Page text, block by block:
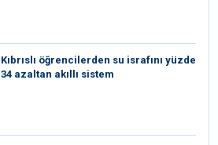
Kıbrıslı öğrencilerden su israfını yüzde
34 azaltan akıllı sistem